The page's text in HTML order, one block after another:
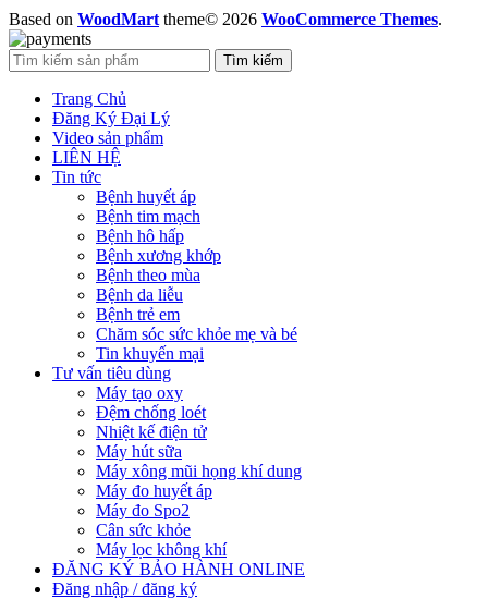
Based on WoodMart theme© 2026 WooCommerce Themes.
Tìm kiếm
Trang Chủ
Đăng Ký Đại Lý
Video sản phẩm
LIÊN HỆ
Tin tức
Bệnh huyết áp
Bệnh tim mạch
Bệnh hô hấp
Bệnh xương khớp
Bệnh theo mùa
Bệnh da liễu
Bệnh trẻ em
Chăm sóc sức khỏe mẹ và bé
Tin khuyến mại
Tư vấn tiêu dùng
Máy tạo oxy
Đệm chống loét
Nhiệt kế điện tử
Máy hút sữa
Máy xông mũi họng khí dung
Máy đo huyết áp
Máy đo Spo2
Cân sức khỏe
Máy lọc không khí
ĐĂNG KÝ BẢO HÀNH ONLINE
Đăng nhập / đăng ký